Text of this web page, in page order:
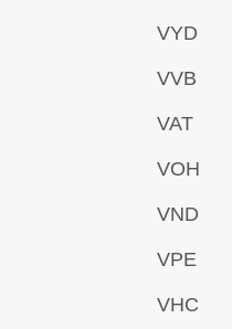
VYD
VVB
VAT
VOH
VND
VPE
VHC